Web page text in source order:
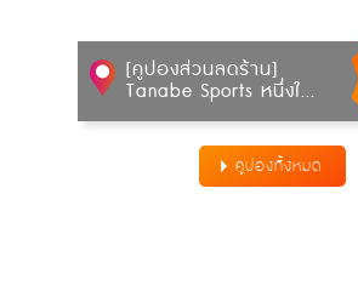
[คูปองส่วนลดร้าน]
Tanabe Sports หนึ่งใ...
คูปองทั้งหมด